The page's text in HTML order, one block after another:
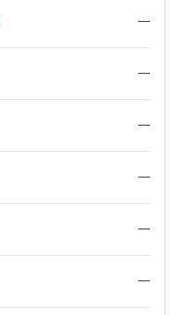
—
—
—
—
—
—